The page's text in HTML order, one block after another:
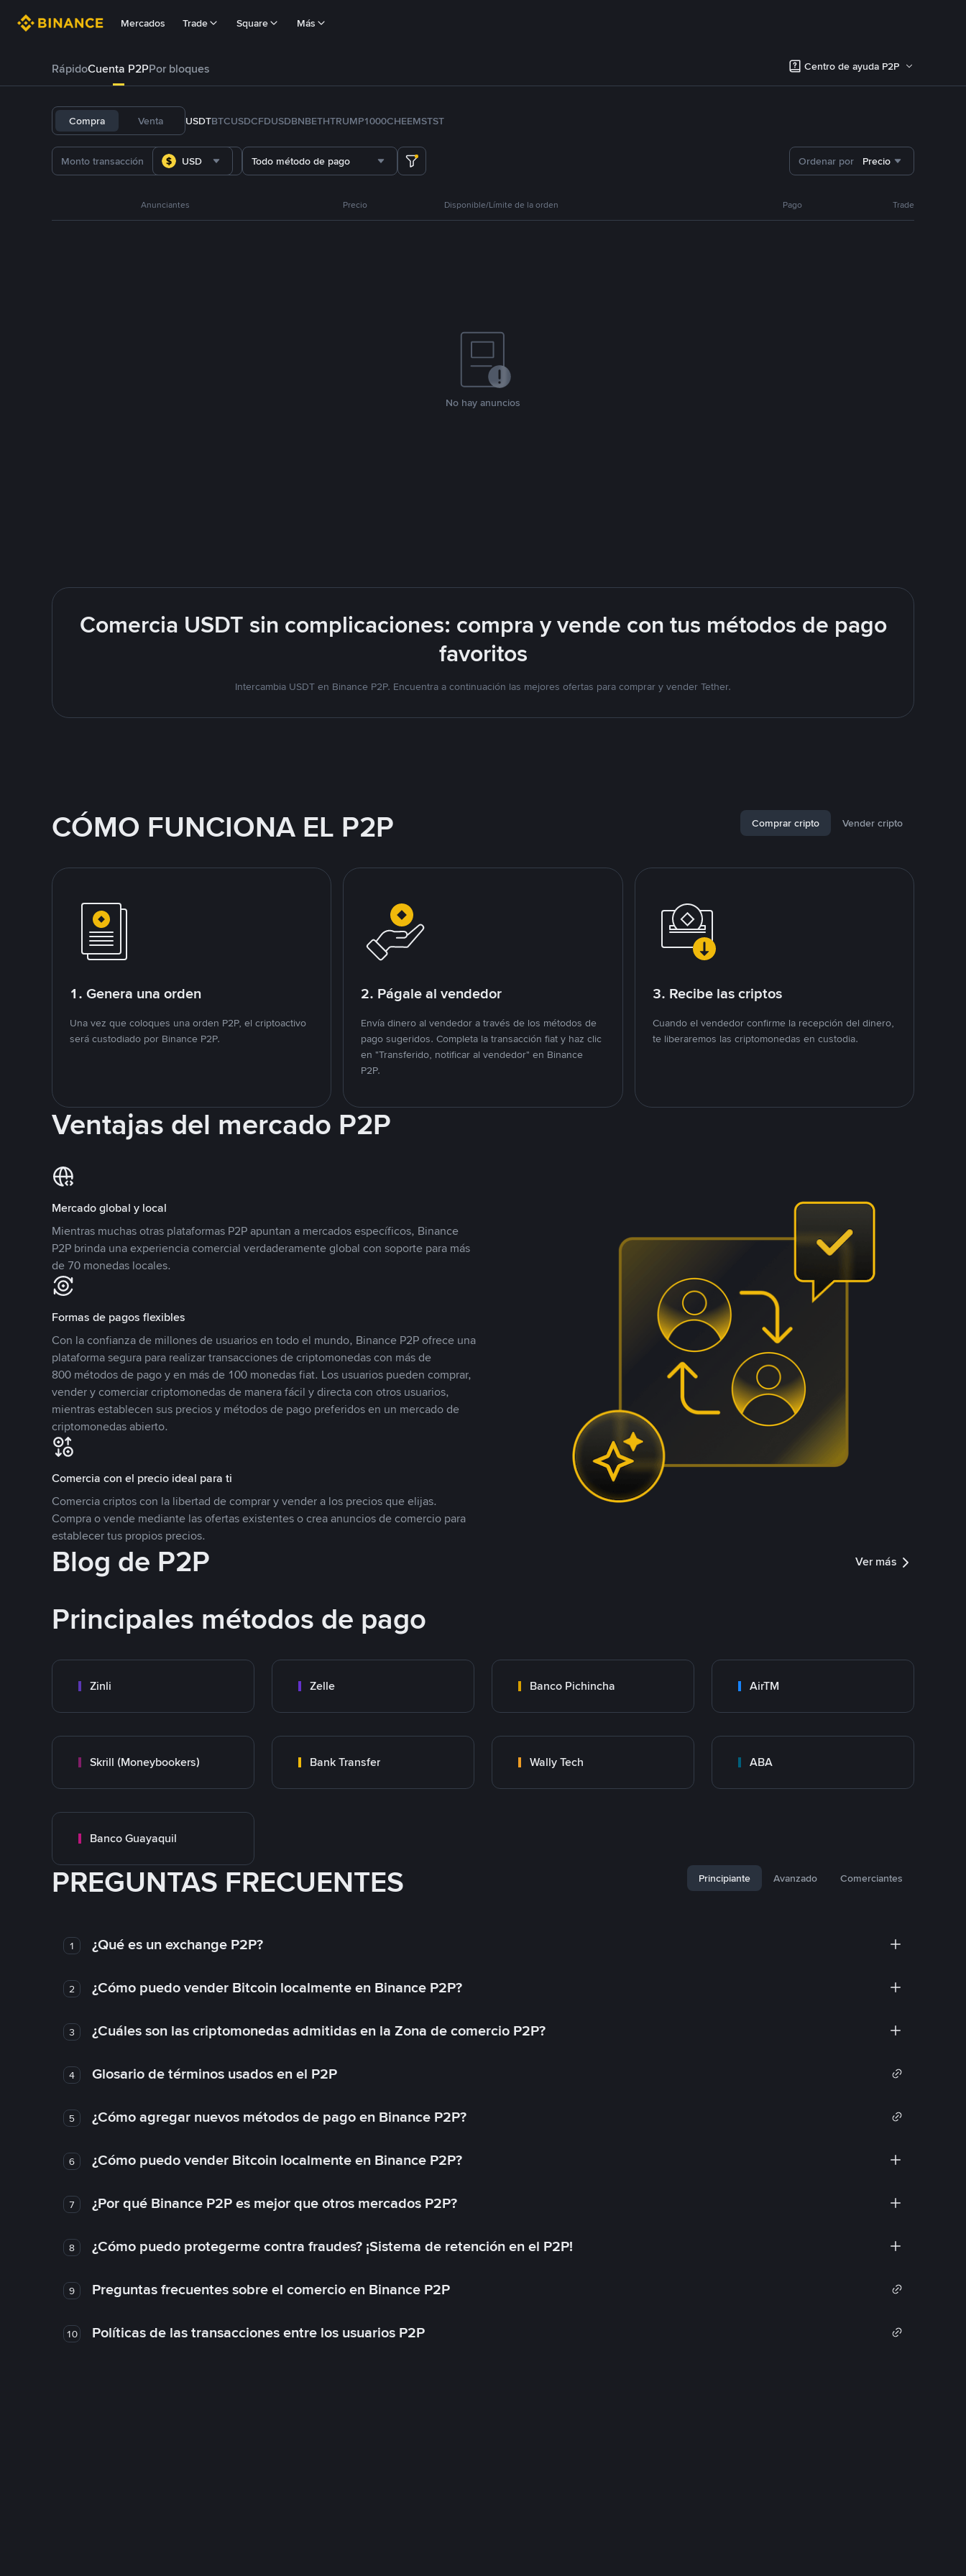
Mercados Trade Square Más
RápidoCuenta P2PPor bloques Centro de ayuda P2P
Compra Venta USDTBTCUSDCFDUSDBNBETHTRUMP1000CHEEMSTST
USD Todo método de pago Ordenar por Precio
Anunciantes Precio Disponible/Límite de la orden Pago Trade
No hay anuncios
Comercia USDT sin complicaciones: compra y vende con tus métodos de pago
favoritos
Intercambia USDT en Binance P2P. Encuentra a continuación las mejores ofertas para comprar y vender Tether.
CÓMO FUNCIONA EL P2P Comprar cripto Vender cripto
1. Genera una orden
Una vez que coloques una orden P2P, el criptoactivo
será custodiado por Binance P2P.
2. Págale al vendedor
Envía dinero al vendedor a través de los métodos de
pago sugeridos. Completa la transacción fiat y haz clic
en "Transferido, notificar al vendedor" en Binance
P2P.
3. Recibe las criptos
Cuando el vendedor confirme la recepción del dinero,
te liberaremos las criptomonedas en custodia.
Ventajas del mercado P2P
Mercado global y local
Mientras muchas otras plataformas P2P apuntan a mercados específicos, Binance
P2P brinda una experiencia comercial verdaderamente global con soporte para más
de 70 monedas locales.
Formas de pagos flexibles
Con la confianza de millones de usuarios en todo el mundo, Binance P2P ofrece una
plataforma segura para realizar transacciones de criptomonedas con más de
800 métodos de pago y en más de 100 monedas fiat. Los usuarios pueden comprar,
vender y comerciar criptomonedas de manera fácil y directa con otros usuarios,
mientras establecen sus precios y métodos de pago preferidos en un mercado de
criptomonedas abierto.
Comercia con el precio ideal para ti
Comercia criptos con la libertad de comprar y vender a los precios que elijas.
Compra o vende mediante las ofertas existentes o crea anuncios de comercio para
establecer tus propios precios.
Blog de P2P Ver más
Principales métodos de pago
Zinli Zelle Banco Pichincha AirTM
Skrill (Moneybookers) Bank Transfer Wally Tech ABA
Banco Guayaquil
PREGUNTAS FRECUENTES Principiante Avanzado Comerciantes
1 ¿Qué es un exchange P2P?
2 ¿Cómo puedo vender Bitcoin localmente en Binance P2P?
3 ¿Cuáles son las criptomonedas admitidas en la Zona de comercio P2P?
4 Glosario de términos usados en el P2P
5 ¿Cómo agregar nuevos métodos de pago en Binance P2P?
6 ¿Cómo puedo vender Bitcoin localmente en Binance P2P?
7 ¿Por qué Binance P2P es mejor que otros mercados P2P?
8 ¿Cómo puedo protegerme contra fraudes? ¡Sistema de retención en el P2P!
9 Preguntas frecuentes sobre el comercio en Binance P2P
10 Políticas de las transacciones entre los usuarios P2P